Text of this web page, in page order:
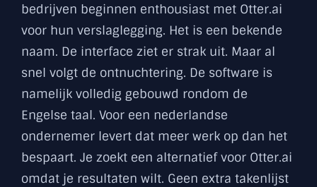
bedrijven beginnen enthousiast met Otter.ai
voor hun verslaglegging. Het is een bekende
naam. De interface ziet er strak uit. Maar al
snel volgt de ontnuchtering. De software is
namelijk volledig gebouwd rondom de
Engelse taal. Voor een nederlandse
ondernemer levert dat meer werk op dan het
bespaart. Je zoekt een alternatief voor Otter.ai
omdat je resultaten wilt. Geen extra takenlijst